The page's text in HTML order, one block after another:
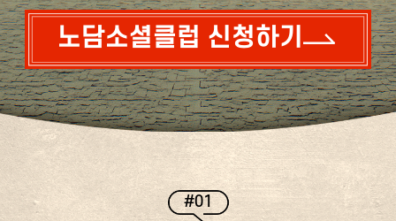
노담소셜클럽 신청하기
#01